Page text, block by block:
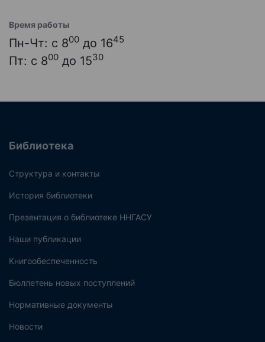
Время работы
Пн-Чт: с 800 до 1645
Пт: с 800 до 1530
Библиотека
Структура и контакты
История библиотеки
Презентация о библиотеке ННГАСУ
Наши публикации
Книгообеспеченность
Бюллетень новых поступлений
Нормативные документы
Новости